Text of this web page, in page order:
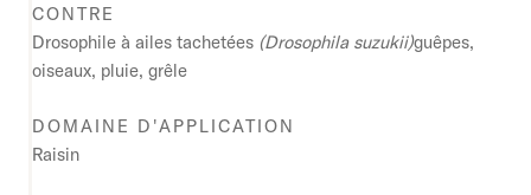
CONTRE
Drosophile à ailes tachetées (Drosophila suzukii)guêpes,
oiseaux, pluie, grêle
DOMAINE D'APPLICATION
Raisin